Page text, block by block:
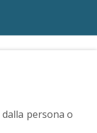
persona o